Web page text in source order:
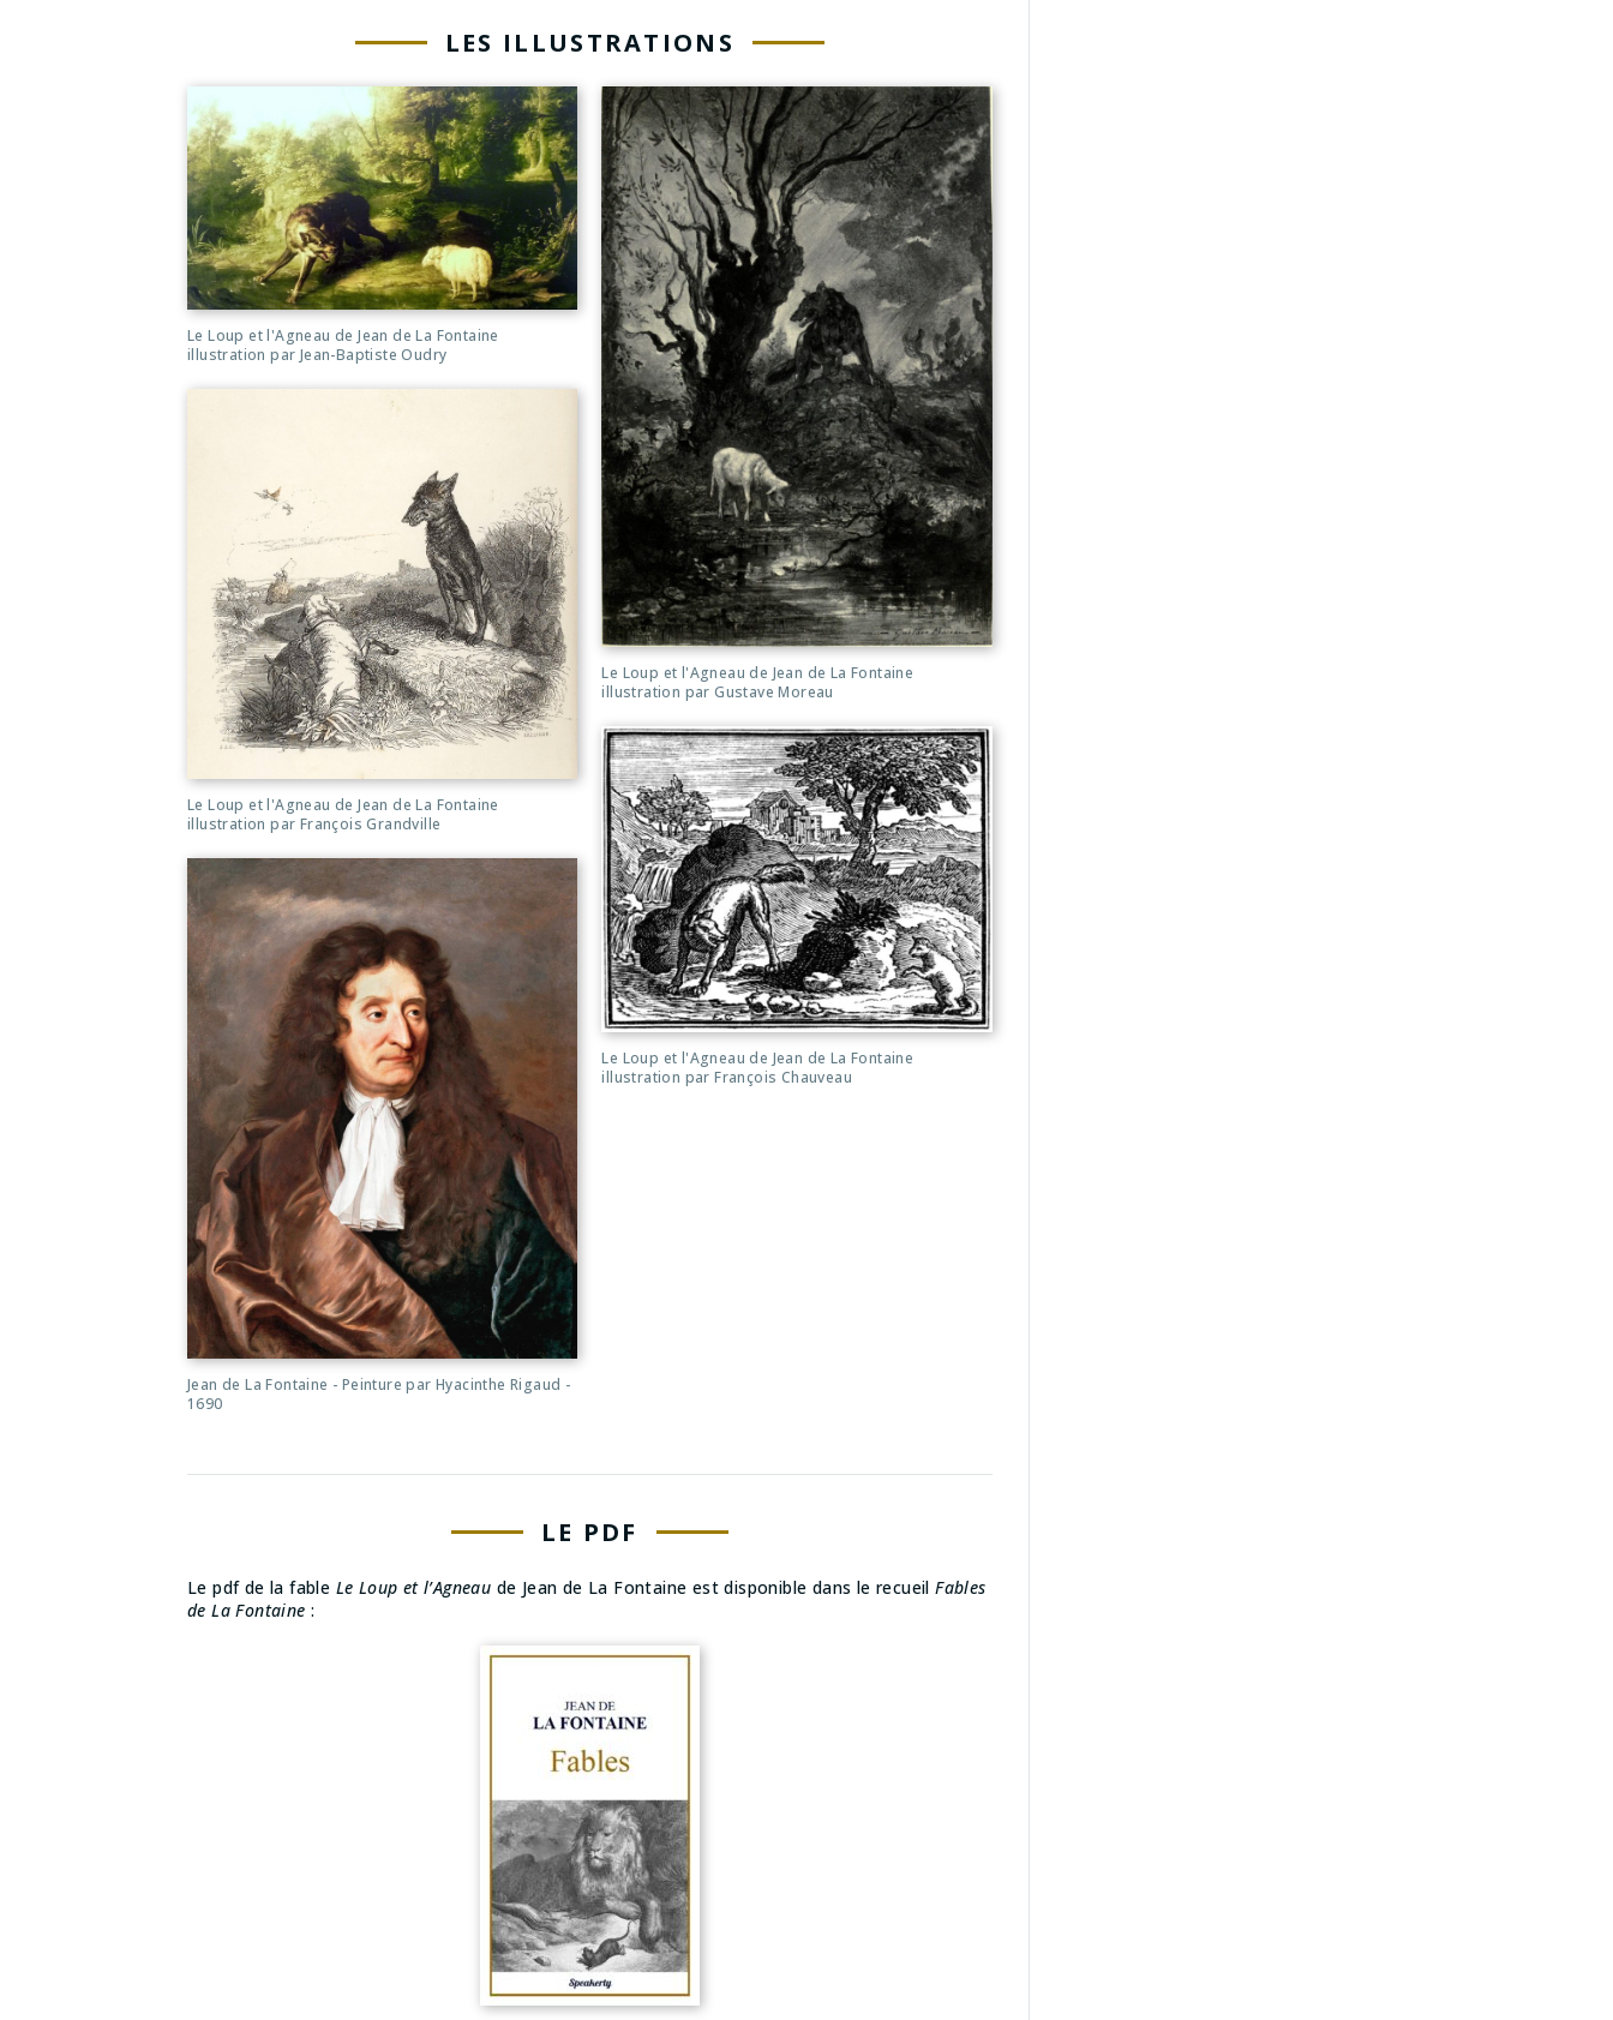
LES ILLUSTRATIONS
Le Loup et l'Agneau de Jean de La Fontaine
illustration par Jean-Baptiste Oudry
Le Loup et l'Agneau de Jean de La Fontaine
illustration par François Grandville
Jean de La Fontaine - Peinture par Hyacinthe Rigaud -
1690
Le Loup et l'Agneau de Jean de La Fontaine
illustration par Gustave Moreau
Le Loup et l'Agneau de Jean de La Fontaine
illustration par François Chauveau
LE PDF
Le pdf de la fable Le Loup et l’Agneau de Jean de La Fontaine est disponible dans le recueilFables
de La Fontaine :